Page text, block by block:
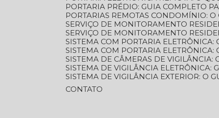
PORTARIA PRÉDIO: GUIA COMPLETO
PORTARIAS REMOTAS CONDOMÍNIO:
SERVIÇO DE MONITORAMENTO
SERVIÇO DE MONITORAMENTO
SISTEMA COM PORTARIA
SISTEMA COM PORTARIA
SISTEMA DE CÂMERAS DE
SISTEMA DE VIGILÂNCIA
SISTEMA DE VIGILÂNCIA EXTERIOR: O
CONTATO